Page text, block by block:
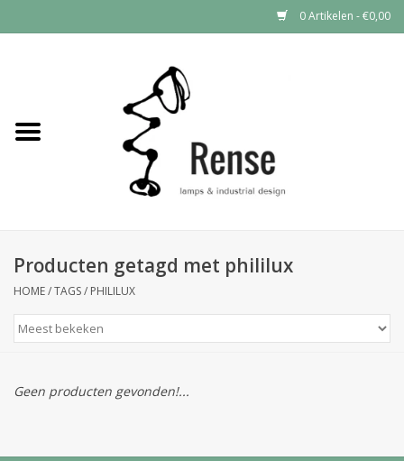
0 Artikelen - €0,00
Industrial lamps
Producten getagd met phililux
HOME/TAGS/ PHILILUX
Geen producten gevonden!...